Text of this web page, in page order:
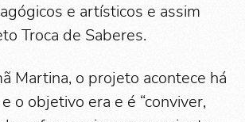
e artísticos e assim
Troca de Saberes.
Martina, o projeto acontece há
o objetivo era e é “conviver,